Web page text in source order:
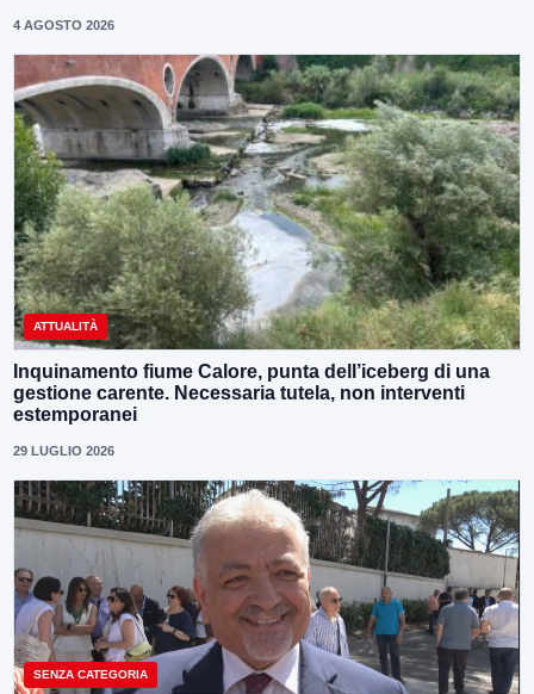
4 AGOSTO 2026
ATTUALITÀ
Inquinamento fiume Calore, punta dell’iceberg di una
gestione carente. Necessaria tutela, non interventi
estemporanei
29 LUGLIO 2026
SENZA CATEGORIA